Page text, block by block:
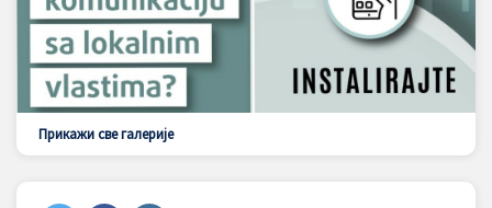
Прикажи све галерије